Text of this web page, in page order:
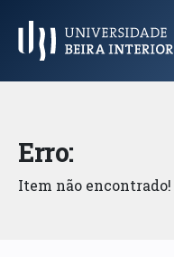
Menu Principal
Erro:
Item não encontrado!